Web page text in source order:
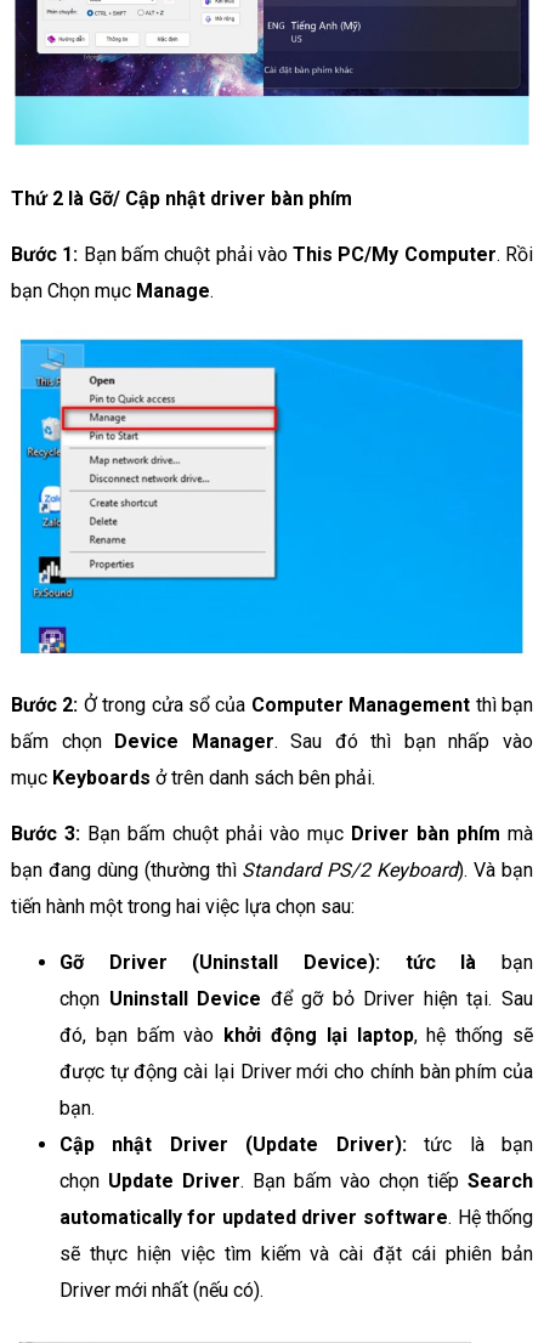
Thứ 2 là Gỡ/ Cập nhật driver bàn phím
Bước 1: Bạn bấm chuột phải vàoThis PC/My Computer. Rồi
bạn Chọn mục Manage.
Bước 2: Ở trong cửa sổ của Computer Management thì bạn
bấm chọn
Device Manager. Sau đó thì bạn nhấp vào
mục Keyboards ở trên danh sách bên phải.
Bước 3: Bạn bấm chuột phải vào mục Driver bàn phím mà
bạn đang dùng (thường thì Standard PS/2 Keyboard). Và bạn
tiến hành một trong hai việc lựa chọn sau:
Gỡ Driver (Uninstall Device): tức là bạn
chọn Uninstall Device để gỡ bỏ Driver hiện tại. Sau
đó, bạn bấm vào khởi động lại laptop, hệ thống sẽ
được tự động cài lại Driver mới cho chính bàn phím của
bạn.
Cập nhật Driver (Update Driver):tức là bạn
chọn Update Driver. Bạn bấm vào chọn tiếpSearch
automatically for updated driver software. Hệ thống
sẽ thực hiện việc tìm kiếm và cài đặt cái phiên bản
Driver mới nhất (nếu có).